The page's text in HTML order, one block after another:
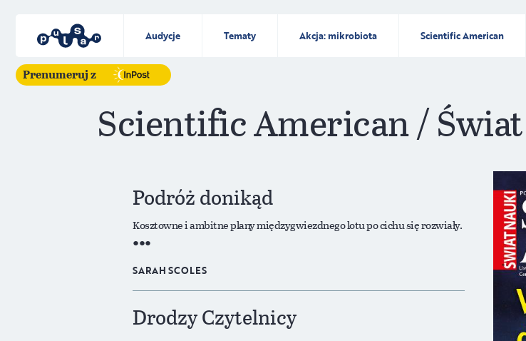
Prenumeruj z
Audycje Tematy Akcja: mikrobiota Scientific American
Scientific American /
Podróż donikąd
Kosztowne i ambitne plany międzygwiezdnego lotu po cichu się rozwiały.
SARAH SCOLES
Drodzy Czytelnicy